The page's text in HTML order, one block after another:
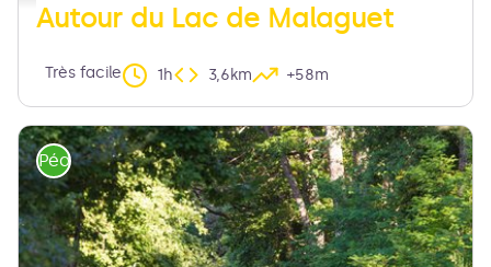
Autour du Lac de Malaguet
Très facile 1h 3,6km +58m
Pédestre